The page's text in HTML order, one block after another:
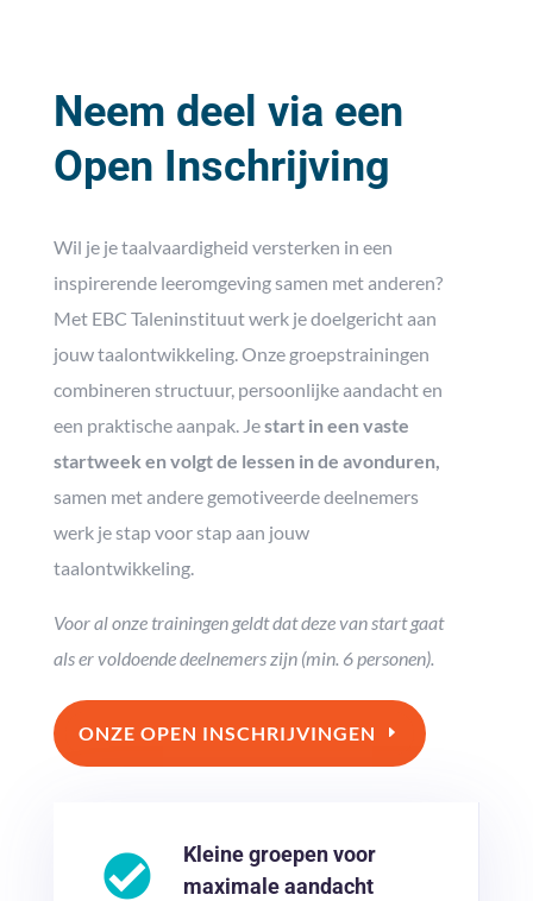
Neem deel via een
Open Inschrijving
Wil je je taalvaardigheid versterken in een
inspirerende leeromgeving samen met anderen?
Met EBC Taleninstituut werk je doelgericht aan
jouw taalontwikkeling. Onze groepstrainingen
combineren structuur, persoonlijke aandacht en
een praktische aanpak. Jestart in een vaste
startweek en volgt de lessen in de avonduren,
samen met andere gemotiveerde deelnemers
werk je stap voor stap aan jouw
taalontwikkeling.
Voor al onze trainingen geldt dat deze van start gaat
als er voldoende deelnemers zijn (min. 6 personen).
ONZE OPEN INSCHRIJVINGEN
Kleine groepen voor
maximale aandacht